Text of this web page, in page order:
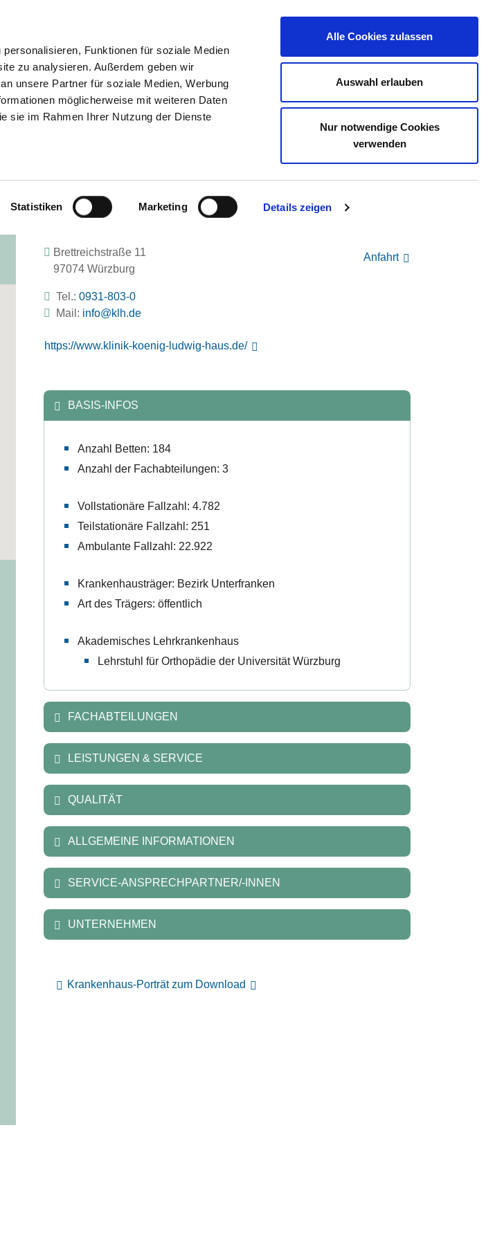
Funktionen für soziale Medien
zu analysieren. Außerdem geben wir
unsere Partner für soziale Medien, Werbung
möglicherweise mit weiteren Daten
sie im Rahmen Ihrer Nutzung der Dienste
Statistiken Marketing Details zeigen
Alle Cookies zulassen
Auswahl erlauben
Nur notwendige Cookies
verwenden
SUCHEN TIPPS & HILFE DAS KVRP
LUDWIG-HAUS
Brettreichstraße 11
97074 Würzburg
Tel.: 0931-803-0
Mail: ed.hlk@ofni
Anfahrt
https://www.klinik-koenig-ludwig-haus.de/
BASIS-INFOS
Anzahl Betten: 184
Anzahl der Fachabteilungen: 3
Vollstationäre Fallzahl: 4.782
Teilstationäre Fallzahl: 251
Ambulante Fallzahl: 22.922
Krankenhausträger: Bezirk Unterfranken
Art des Trägers: öffentlich
Akademisches Lehrkrankenhaus
Lehrstuhl für Orthopädie der Universität Würzburg
FACHABTEILUNGEN
LEISTUNGEN & SERVICE
QUALITÄT
ALLGEMEINE INFORMATIONEN
SERVICE-ANSPRECHPARTNER/-INNEN
UNTERNEHMEN
Krankenhaus-Porträt zum Download